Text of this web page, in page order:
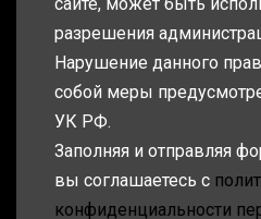
разрешения
Нарушение данного
собой меры
УК РФ.
Заполняя и отправляя
вы соглашаетесь с
конфиденциальности